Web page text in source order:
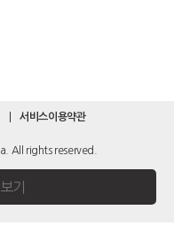
서비스이용약관
All rights reserved.
기